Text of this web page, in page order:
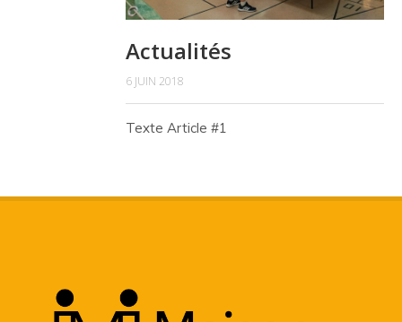
Actualités
6 JUIN 2018
Texte Article #1